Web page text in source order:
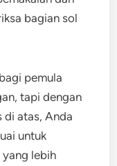
bagian sol
pemula
tapi dengan
di atas, Anda
untuk
yang lebih